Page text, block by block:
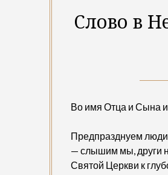
Слово в
Во имя Отца и Сына
Предпразднуем
— слышим мы, други
Святой Церкви к